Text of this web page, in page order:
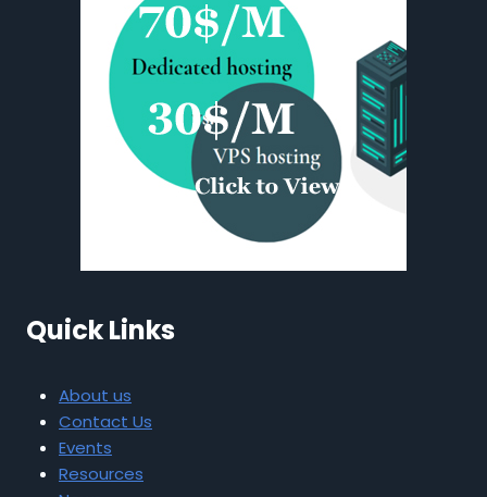
Quick Links
About us
Contact Us
Events
Resources